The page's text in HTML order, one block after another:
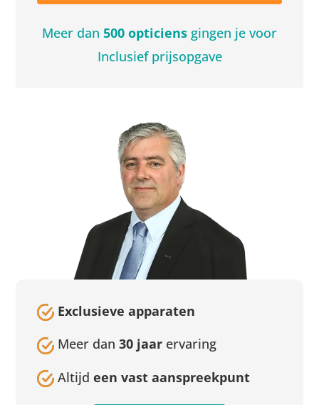
Meer dan 500 opticiens gingen je voor
Inclusief prijsopgave
Exclusieve apparaten
Meer dan30 jaar ervaring
Altijd een vast aanspreekpunt